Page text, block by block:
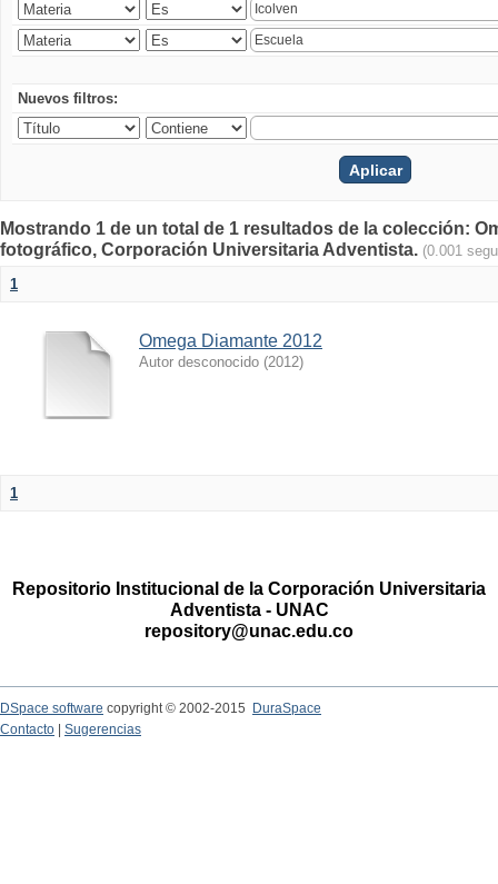
Nuevos filtros:
Mostrando 1 de un total de 1 resultados de la colección:
fotográfico, Corporación Universitaria Adventista. (0.001
1
Omega Diamante 2012
Autor desconocido (2012)
1
Repositorio Institucional de la Corporación Universitaria
Adventista - UNAC
repository@unac.edu.co
DSpace software copyright © 2002-2015
DuraSpace
Contacto
Sugerencias